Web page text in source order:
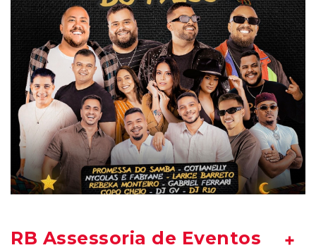
RB Assessoria de Eventos